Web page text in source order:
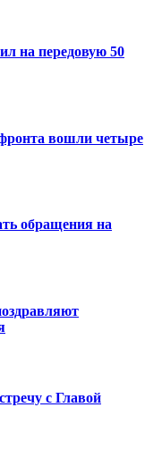
на передовую 50
вошли четыре
обращения на
с Главой